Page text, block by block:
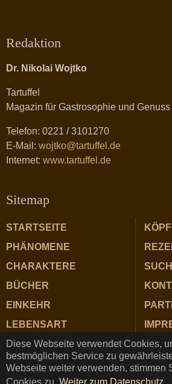
Diese Webseite verwendet Cookies,
bestmöglichen Service zu
Webseite weiter verwenden, stimmen
Cookies zu. Weiter zum Datenschutz
Redaktion
Dr. Nikolai Wojtko
Tartuffel
Magazin für Gastrosophie und Genuss
Telefon: 0221 / 3101270
E-Mail: wojtko@tartuffel.de
Internet: www.tartuffel.de
Sitemap
STARTSEITE
PHÄNOMENE
CHARAKTERE
BÜCHER
EINKEHR
LEBENSART
ZUTATEN